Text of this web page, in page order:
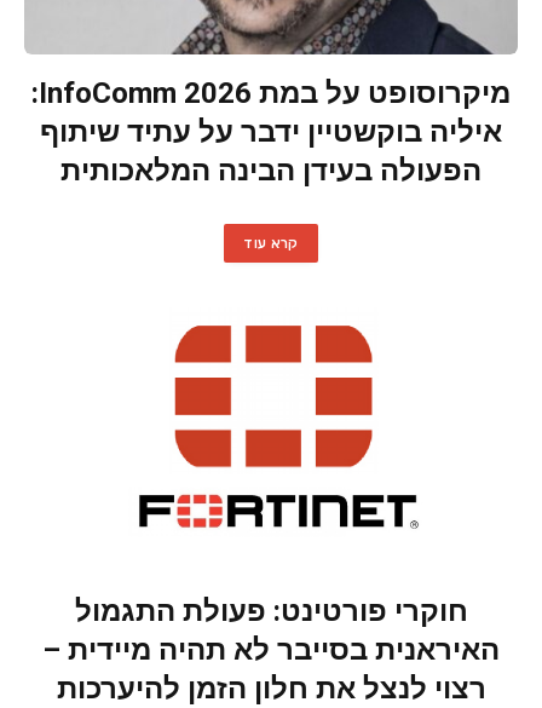
מיקרוסופט על במת InfoComm 2026:
איליה בוקשטיין ידבר על עתיד שיתוף
הפעולה בעידן הבינה המלאכותית
קרא עוד
חוקרי פורטינט: פעולת התגמול
האיראנית בסייבר לא תהיה מיידית –
רצוי לנצל את חלון הזמן להיערכות